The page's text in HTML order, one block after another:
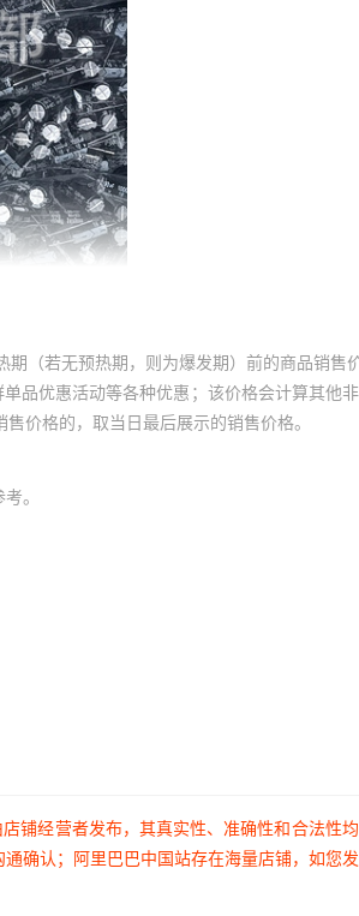
期（若无预热期，则为爆发期）前的商品销售
品优惠活动等各种优惠；该价格会计算其他
价格的，取当日最后展示的销售价格。
。
铺经营者发布，其真实性、准确性和合法性
确认；阿里巴巴中国站存在海量店铺，如您